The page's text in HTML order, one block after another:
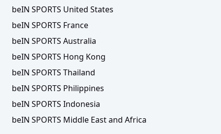
beIN SPORTS United States
beIN SPORTS France
beIN SPORTS Australia
beIN SPORTS Hong Kong
beIN SPORTS Thailand
beIN SPORTS Philippines
beIN SPORTS Indonesia
beIN SPORTS Middle East and Africa